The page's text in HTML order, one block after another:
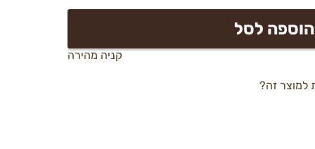
הוספה לסל
קניה מהירה
למוצר זה?